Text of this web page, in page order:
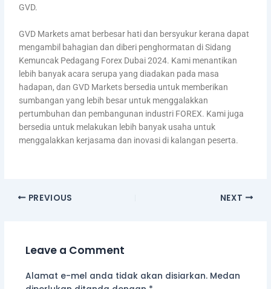
GVD.
GVD Markets amat berbesar hati dan bersyukur kerana dapat
mengambil bahagian dan diberi penghormatan di Sidang
Kemuncak Pedagang Forex Dubai 2024. Kami menantikan
lebih banyak acara serupa yang diadakan pada masa
hadapan, dan GVD Markets bersedia untuk memberikan
sumbangan yang lebih besar untuk menggalakkan
pertumbuhan dan pembangunan industri FOREX. Kami juga
bersedia untuk melakukan lebih banyak usaha untuk
menggalakkan kerjasama dan inovasi di kalangan peserta.
PREVIOUS NEXT
Leave a Comment
Alamat e-mel anda tidak akan disiarkan. Medan